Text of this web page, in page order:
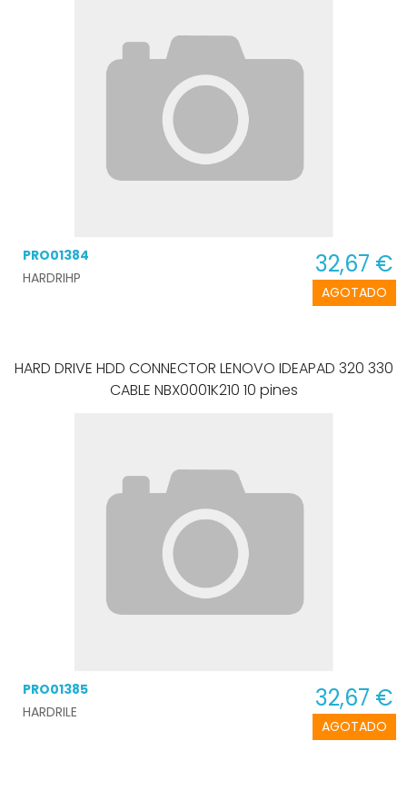
AGOTADO
PRO01384
HARDRIHP
32,67 €
HARD DRIVE HDD CONNECTOR LENOVO IDEAPAD 320 330
CABLE NBX0001K210 10 pines
AGOTADO
PRO01385
HARDRILE
32,67 €